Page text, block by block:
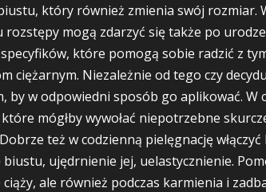
który również zmienia swój rozmiar.
mogą zdarzyć się także po
które pomogą sobie radzić z
ciężarnym. Niezależnie od tego czy
by w odpowiedni sposób go aplikować. W
mógłby wywołać niepotrzebne
też w codzienną pielęgnację
ujędrnienie jej, uelastycznienie.
ale również podczas karmienia i